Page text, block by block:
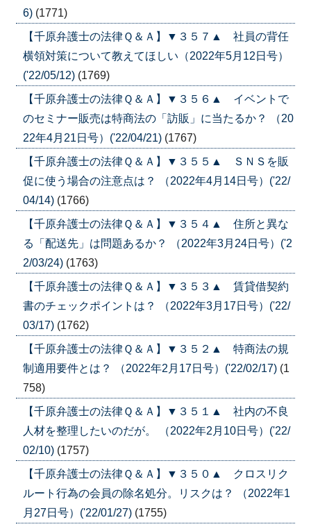
6) (1771)
【千原弁護士の法律Ｑ＆Ａ】▼３５７▲ 社員の背任
横領対策について教えてほしい（2022年5月12日号）
('22/05/12) (1769)
【千原弁護士の法律Ｑ＆Ａ】▼３５６▲ イベントで
のセミナー販売は特商法の「訪販」に当たるか？ （20
22年4月21日号）('22/04/21) (1767)
【千原弁護士の法律Ｑ＆Ａ】▼３５５▲ ＳＮＳを販
促に使う場合の注意点は？ （2022年4月14日号）('22/
04/14) (1766)
【千原弁護士の法律Ｑ＆Ａ】▼３５４▲ 住所と異な
る「配送先」は問題あるか？ （2022年3月24日号）('2
2/03/24) (1763)
【千原弁護士の法律Ｑ＆Ａ】▼３５３▲ 賃貸借契約
書のチェックポイントは？ （2022年3月17日号）('22/
03/17) (1762)
【千原弁護士の法律Ｑ＆Ａ】▼３５２▲ 特商法の規
制適用要件とは？ （2022年2月17日号）('22/02/17) (1
758)
【千原弁護士の法律Ｑ＆Ａ】▼３５１▲ 社内の不良
人材を整理したいのだが。 （2022年2月10日号）('22/
02/10) (1757)
【千原弁護士の法律Ｑ＆Ａ】▼３５０▲ クロスリク
ルート行為の会員の除名処分。リスクは？ （2022年1
月27日号）('22/01/27) (1755)